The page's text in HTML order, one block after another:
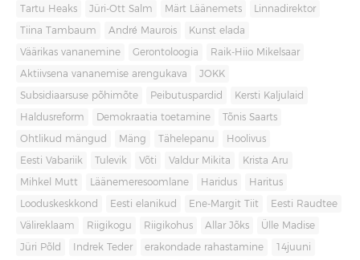
Tartu Heaks Jüri-Ott Salm Märt Läänemets Linnadirektor
Tiina Tambaum André Maurois Kunst elada
Väärikas vananemine Gerontoloogia Raik-Hiio Mikelsaar
Aktiivsena vananemise arengukava JOKK
Subsidiaarsuse põhimõte Peibutuspardid Kersti Kaljulaid
Haldusreform Demokraatia toetamine Tõnis Saarts
Ohtlikud mängud Mäng Tähelepanu Hoolivus
Eesti Vabariik Tulevik Võti Valdur Mikita Krista Aru
Mihkel Mutt Läänemeresoomlane Haridus Haritus
Looduskeskkond Eesti elanikud Ene-Margit Tiit Eesti Raudtee
Välireklaam Riigikogu Riigikohus Allar Jõks Ülle Madise
Jüri Põld Indrek Teder erakondade rahastamine 14juuni